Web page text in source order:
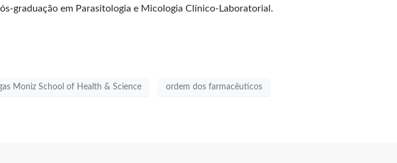
graduação em Parasitologia e Micologia Clínico-Laboratorial.
Moniz School of Health & Science ordem dos farmacêuticos